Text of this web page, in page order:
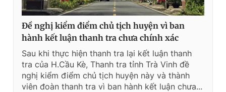
Đề nghị kiểm điểm chủ tịch huyện vì ban
hành kết luận thanh tra chưa chính xác
Sau khi thực hiện thanh tra lại kết luận thanh
tra của H.Cầu Kè, Thanh tra tỉnh Trà Vinh đề
nghị kiểm điểm chủ tịch huyện này và thành
viên đoàn thanh tra vì ban hành kết luận chưa...